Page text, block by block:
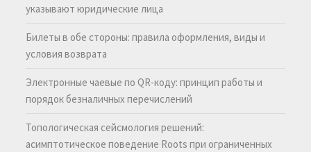
указывают юридические лица
Билеты в обе стороны: правила оформления, виды и
условия возврата
Электронные чаевые по QR-коду: принцип работы и
порядок безналичных перечислений
Топологическая сейсмология решений:
асимптотическое поведение Roots при ограниченных